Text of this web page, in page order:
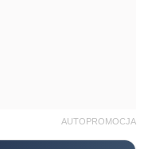
AUTOPROMOCJA